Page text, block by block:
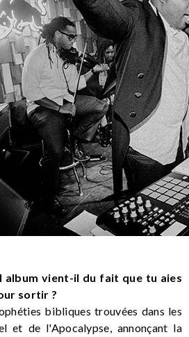
album vient-il du fait que tu aies
sortir ?
bibliques trouvées dans les
et de l'Apocalypse, annonçant la